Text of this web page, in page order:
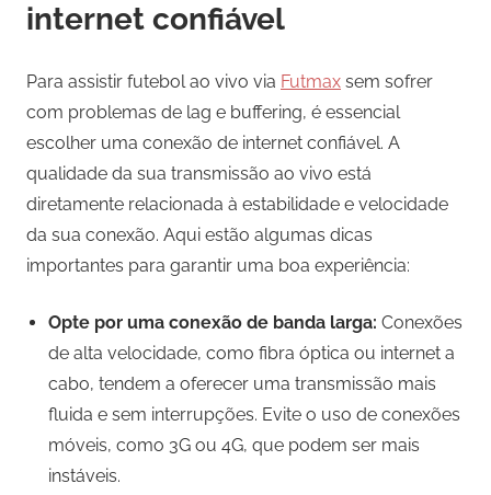
internet confiável
Para assistir futebol ao vivo via Futmax sem sofrer
com problemas de lag e buffering, é essencial
escolher uma conexão de internet confiável. A
qualidade da sua transmissão ao vivo está
diretamente relacionada à estabilidade e velocidade
da sua conexão. Aqui estão algumas dicas
importantes para garantir uma boa experiência:
Opte por uma conexão de banda larga: Conexões
de alta velocidade, como fibra óptica ou internet a
cabo, tendem a oferecer uma transmissão mais
fluida e sem interrupções. Evite o uso de conexões
móveis, como 3G ou 4G, que podem ser mais
instáveis.